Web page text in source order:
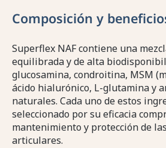
Composición y
Superflex NAF contiene una
equilibrada y de alta
glucosamina, condroitina, MSM
ácido hialurónico, L-glutamina y
naturales. Cada uno de estos
seleccionado por su eficacia
mantenimiento y protección de
articulares.